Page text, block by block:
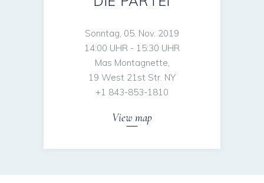
Sonntag, 05. Nov. 2019
14:00 UHR - 15:30 UHR
Mas Montagnette,
19 West 21st Str. NY
+1 843-853-1810
View map